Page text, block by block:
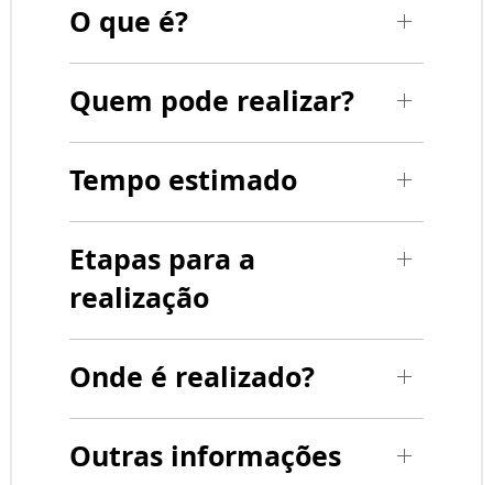
O que é?
Quem pode realizar?
Tempo estimado
Etapas para a
realização
Onde é realizado?
Outras informações